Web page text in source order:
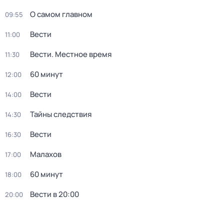
09:55 О самом главном
11:00 Вести
11:30 Вести. Местное время
12:00 60 минут
14:00 Вести
14:30 Тайны следствия
16:30 Вести
17:00 Малахов
18:00 60 минут
20:00 Вести в 20:00